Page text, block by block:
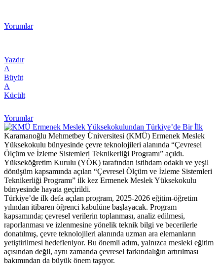
Yorumlar
Yazdır
A
Büyüt
A
Küçült
Yorumlar
Karamanoğlu Mehmetbey Üniversitesi (KMÜ) Ermenek Meslek
Yüksekokulu bünyesinde çevre teknolojileri alanında “Çevresel
Ölçüm ve İzleme Sistemleri Teknikerliği Programı” açıldı.
Yükseköğretim Kurulu (YÖK) tarafından istihdam odaklı ve yeşil
dönüşüm kapsamında açılan “Çevresel Ölçüm ve İzleme Sistemleri
Teknikerliği Programı” ilk kez Ermenek Meslek Yüksekokulu
bünyesinde hayata geçirildi.
Türkiye’de ilk defa açılan program, 2025-2026 eğitim-öğretim
yılından itibaren öğrenci kabulüne başlayacak. Program
kapsamında; çevresel verilerin toplanması, analiz edilmesi,
raporlanması ve izlenmesine yönelik teknik bilgi ve becerilerle
donatılmış, çevre teknolojileri alanında uzman ara elemanların
yetiştirilmesi hedefleniyor. Bu önemli adım, yalnızca mesleki eğitim
açısından değil, aynı zamanda çevresel farkındalığın artırılması
bakımından da büyük önem taşıyor.